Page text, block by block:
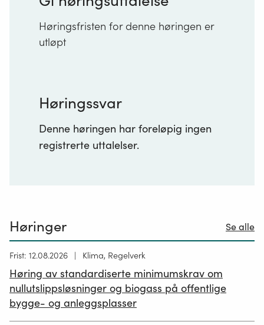
Høringsfristen for denne høringen er
utløpt
Høringssvar
Denne høringen har foreløpig ingen
registrerte uttalelser.
Høringer Se alle
Høring
publisert
12.05.2026
Frist: 12.08.2026 Klima, Regelverk
Høring av standardiserte minimumskrav om
nullutslippsløsninger og biogass på offentlige
bygge- og anleggsplasser